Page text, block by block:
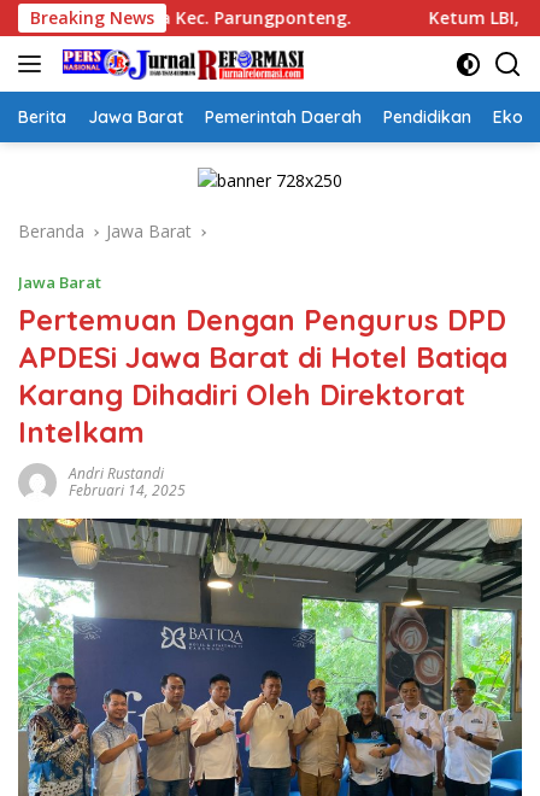
Langsung
ke
konten
Breaking News
Kec. Parungponteng. Ketum LBI, Boyke Luthfiana
Berita Jawa Barat Pemerintah Daerah Pendidikan
Beranda Jawa Barat
Jawa Barat
Pertemuan Dengan Pengurus DPD
APDESi Jawa Barat di Hotel Batiqa
Karang Dihadiri Oleh Direktorat
Intelkam
Andri Rustandi
Februari 14, 2025